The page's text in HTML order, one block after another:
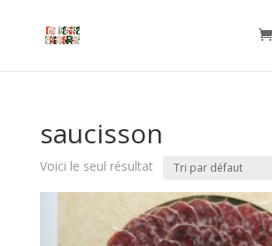
saucisson
Voici le seul résultat